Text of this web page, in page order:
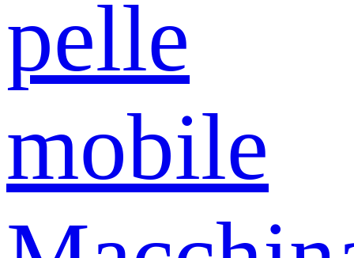
pelle
mobile